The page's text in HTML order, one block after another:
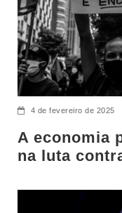
4 de fevereiro de 2025
A economia
na luta